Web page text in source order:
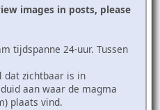
images in posts, please
tijdspanne 24-uur. Tussen
dat zichtbaar is in
aan waar de magma
plaats vind.